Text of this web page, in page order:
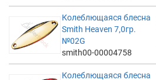
Колеблющаяся блесна
Smith Heaven 7,0гр.
№02G
smith00-00004758
Колеблющаяся блесна